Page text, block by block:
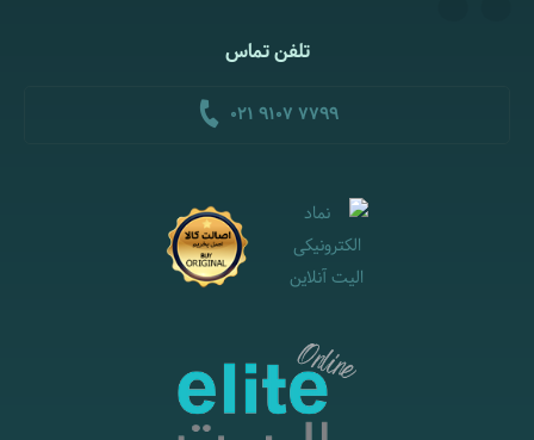
تلفن تماس
021 9107 7799